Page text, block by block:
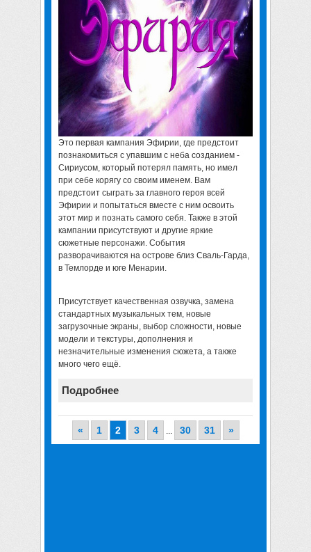
Это первая кампания Эфирии, где предстоит
познакомиться с упавшим с неба созданием -
Сириусом, который потерял память, но имел
при себе корягу со своим именем. Вам
предстоит сыграть за главного героя всей
Эфирии и попытаться вместе с ним освоить
этот мир и познать самого себя. Также в этой
кампании присутствуют и другие яркие
сюжетные персонажи. События
разворачиваются на острове близ Сваль-Гарда,
в Темлорде и юге Менарии.
Присутствует качественная озвучка, замена
стандартных музыкальных тем, новые
загрузочные экраны, выбор сложности, новые
модели и текстуры, дополнения и
незначительные изменения сюжета, а также
много чего ещё.
Подробнее
« 1 2 3 4 ... 30 31 »